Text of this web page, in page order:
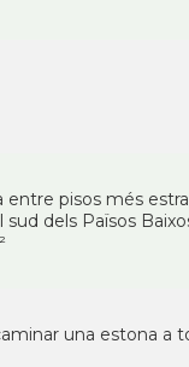
pisos més
sud dels Països
una estona a